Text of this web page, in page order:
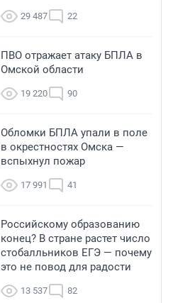
29 487 22
ПВО отражает атаку БПЛА в
Омской области
19 220 90
Обломки БПЛА упали в поле
в окрестностях Омска —
вспыхнул пожар
17 991 41
Российскому образованию
конец? В стране растет число
стобалльников ЕГЭ — почему
это не повод для радости
13 537 82